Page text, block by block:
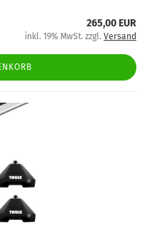
265,00 EUR
inkl. 19% MwSt. zzgl. Versand